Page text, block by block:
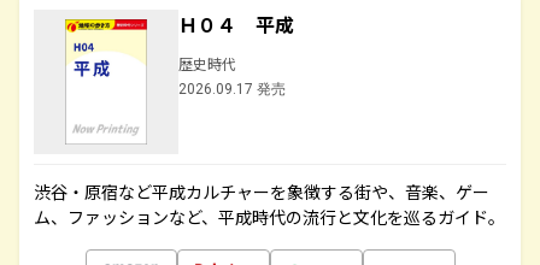
Ｈ０４ 平成
歴史時代
2026.09.17 発売
渋谷・原宿など平成カルチャーを象徴する街や、音楽、ゲー
ム、ファッションなど、平成時代の流行と文化を巡るガイド。